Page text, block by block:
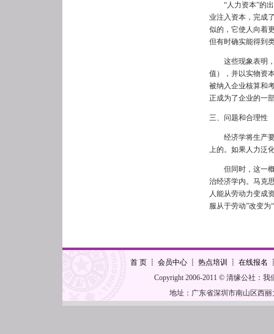
“人力资本”的出
业注入资本，完成
似的，它使人向着
但有时确实能得到
这些现象表明，
值），并以实物资
被纳入企业核算和
正成为了企业的一
三、问题和合理性
经济学将生产要
上的。如果人力泛
但同时，这一概
治经济学内。马克
人能从劳动力变成
服从于劳动”改变为
首 页┋ 会员中心┋ 热点培训 ┋ 在线报名
Copyright 2006-2011 © 清缘公社：
地址：广东省深圳市南山区西